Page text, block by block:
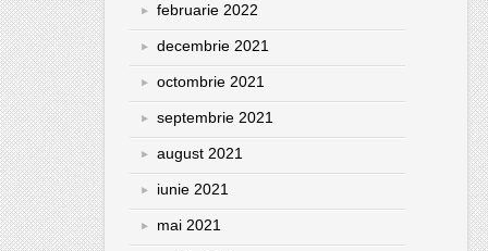
februarie 2022
decembrie 2021
octombrie 2021
septembrie 2021
august 2021
iunie 2021
mai 2021